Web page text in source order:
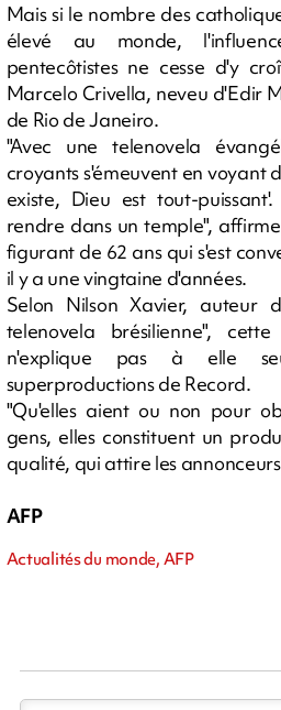
Mais si le nombre des
élevé au monde,
pentecôtistes ne cesse d'y
Marcelo Crivella, neveu d'Edir
de Rio de Janeiro.
"Avec une telenovela
croyants s'émeuvent en voyant
existe, Dieu est tout-
rendre dans un temple",
figurant de 62 ans qui s'est
il y a une vingtaine d'années.
Selon Nilson Xavier, auteur
telenovela brésilienne",
n'explique pas à elle
superproductions de Record.
"Qu'elles aient ou non pour
gens, elles constituent un
qualité, qui attire les
AFP
Actualités du monde, AFP